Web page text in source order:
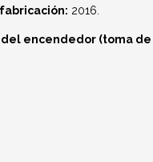
2016.
del encendedor (toma